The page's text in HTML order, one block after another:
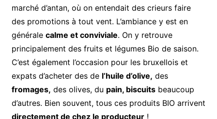
marché d’antan, où on entendait des crieurs faire
des promotions à tout vent. L’ambiance y est en
générale calme et conviviale. On y retrouve
principalement des fruits et légumes Bio de saison.
C’est également l’occasion pour les bruxellois et
expats d’acheter des de l’huile d’olive, des
fromages, des olives, du pain, biscuitsbeaucoup
d’autres. Bien souvent, tous ces produits BIO arrivent
directement de chez le producteur!